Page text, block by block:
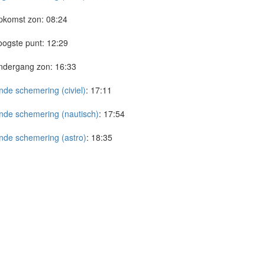
zon: 08:24
punt: 12:29
zon: 16:33
schemering (civiel): 17:11
schemering (nautisch): 17:54
schemering (astro): 18:35